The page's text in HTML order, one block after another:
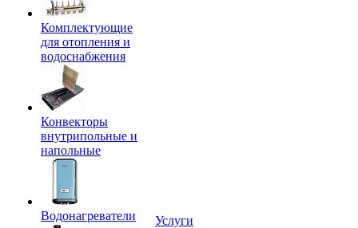
Комплектующие
для отопления и
водоснабжения
Конвекторы
внутрипольные и
напольные
Водонагреватели
Услуги